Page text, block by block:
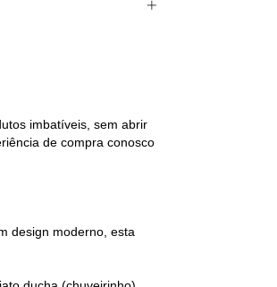
imbatíveis, sem abrir
de compra conosco
design moderno, esta